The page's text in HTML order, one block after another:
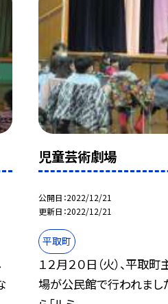
児童芸術劇場
公開日 2022/12/21
更新日 2022/12/21
平取町
１２月２０日（火）、平取
場が公民館で行われまし